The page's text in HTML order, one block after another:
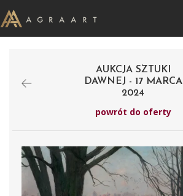
AUKCJA SZTUKI
DAWNEJ - 17 MARCA
2024
powrót do oferty